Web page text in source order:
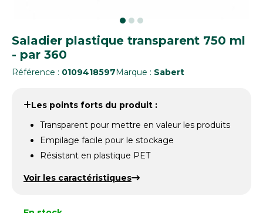
Saladier plastique transparent 750 ml
- par 360
Référence : 0109418597Marque : Sabert
Les points forts du produit :
Transparent pour mettre en valeur les produits
Empilage facile pour le stockage
Résistant en plastique PET
Voir les caractéristiques